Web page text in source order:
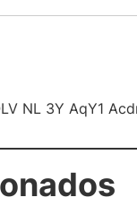
NL 3Y AqY1